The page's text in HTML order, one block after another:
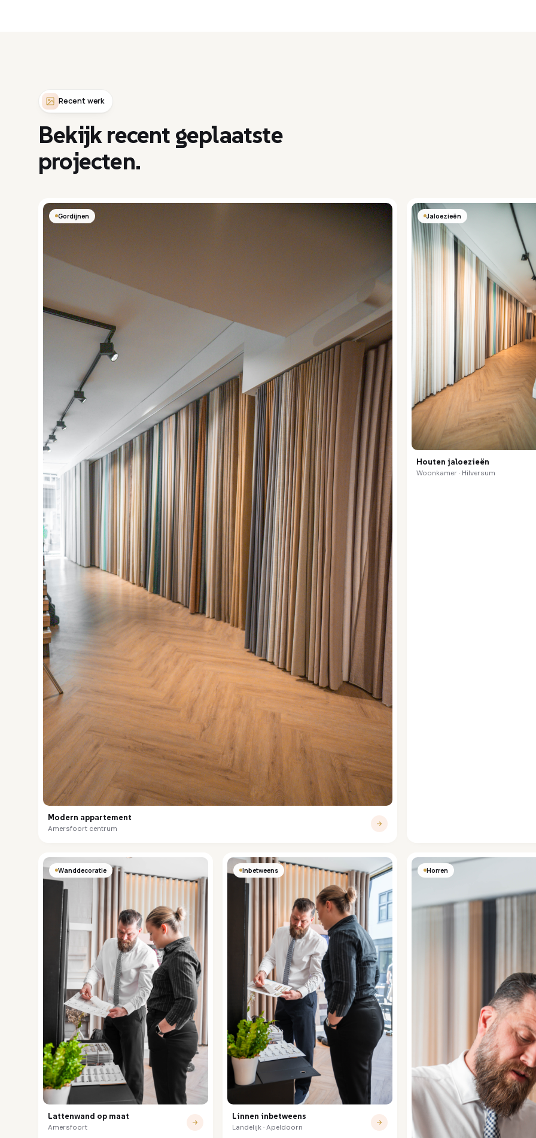
Recent werk
Bekijk recent geplaatste
projecten.
Gordijnen
Modern appartement
Amersfoort centrum
Jaloezieën
Houten jaloezieën
Woonkamer · Hilversum
Wanddecoratie
Lattenwand op maat
Amersfoort
Inbetweens
Linnen inbetweens
Landelijk · Apeldoorn
Horren